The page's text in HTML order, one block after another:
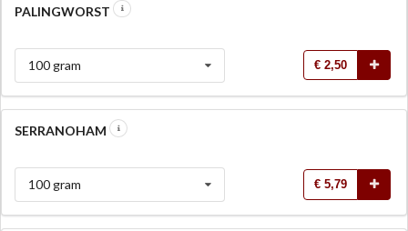
PALINGWORST
100 gram € 2,50
SERRANOHAM
100 gram € 5,79